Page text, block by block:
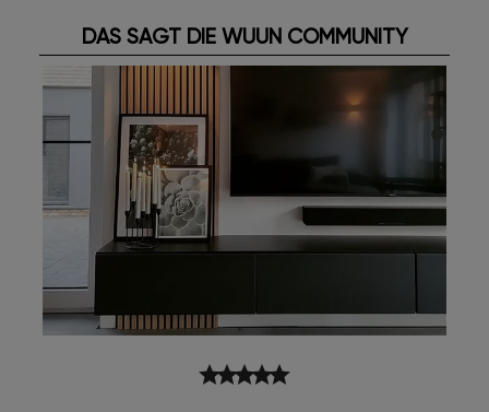
DAS SAGT DIE WUUN COMMUNITY
starstarstarstarstar